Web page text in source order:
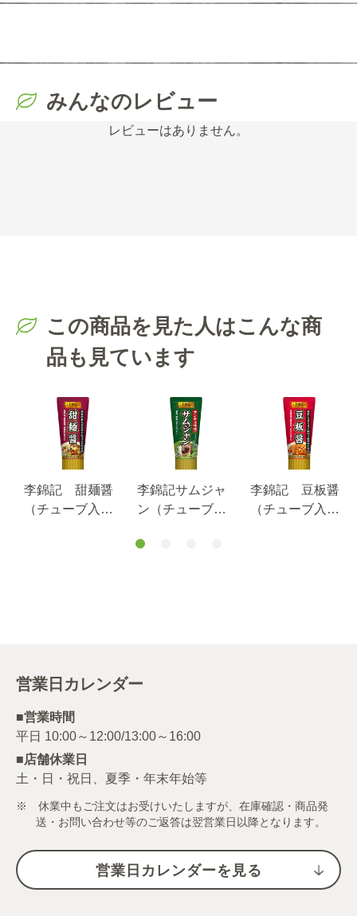
みんなのレビュー
レビューはありません。
この商品を見た人はこんな商
品も見ています
李錦記 甜麺醤
（チューブ入
李錦記サムジャ
ン（チューブ入
李錦記 豆板醤
（チューブ入
営業日カレンダー
■営業時間
■店舗休業日
土・日・祝日、夏季・年末年始等
※ 休業中もご注文はお受けいたしますが、在庫確認・商品発
送・お問い合わせ等のご返答は翌営業日以降となります。
営業日カレンダーを見る